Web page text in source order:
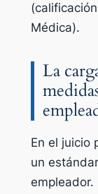
Médica).
La
En el juicio
un